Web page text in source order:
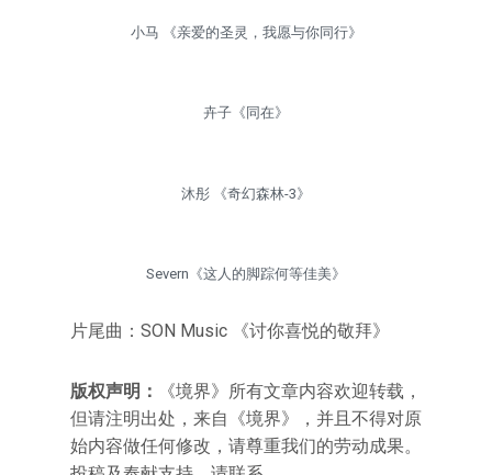
小马 《亲爱的圣灵，我愿与你同行》
卉子《同在》
沐彤 《奇幻森林-3》
Severn《这人的脚踪何等佳美》
片尾曲：SON Music 《讨你喜悦的敬拜》
版权声明：
《境界》所有文章内容欢迎转载，
但请注明出处，来自《境界》，并且不得对原
始内容做任何修改，请尊重我们的劳动成果。